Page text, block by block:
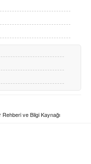
ve Bilgi Kaynağı